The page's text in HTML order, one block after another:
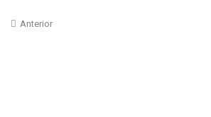
Navegación de imágenes
Anterior